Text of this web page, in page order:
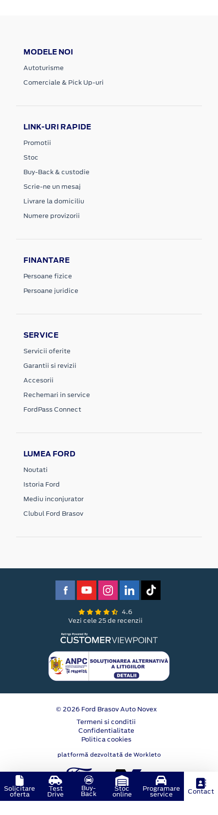
MODELE NOI
Autoturisme
Comerciale & Pick Up-uri
LINK-URI RAPIDE
Promotii
Stoc
Buy-Back & custodie
Scrie-ne un mesaj
Livrare la domiciliu
Numere provizorii
FINANTARE
Persoane fizice
Persoane juridice
SERVICE
Servicii oferite
Garantii si revizii
Accesorii
Rechemari in service
FordPass Connect
LUMEA FORD
Noutati
Istoria Ford
Mediu inconjurator
Clubul Ford Brasov
4.6
Vezi cele 25 de recenzii
© 2026 Ford Brasov Auto Novex
Termeni si conditii
Confidentialitate
Politica cookies
platformă dezvoltată de Workleto
Solicitare
oferta
Test
Drive
Buy-
Back
Stoc
online
Programare
service Contact